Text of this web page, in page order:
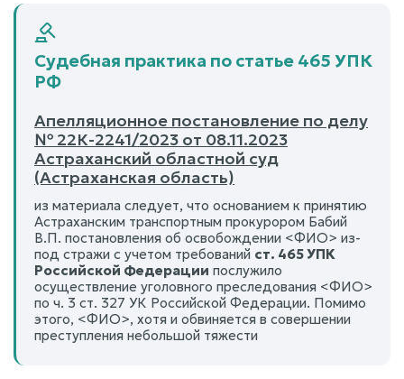
Судебная практика по статье 465 УПК
РФ
Апелляционное постановление по делу
№ 22К-2241/2023 от 08.11.2023
Астраханский областной суд
(Астраханская область)
из материала следует, что основанием к принятию
Астраханским транспортным прокурором Бабий
В.П. постановления об освобождении <ФИО> из-
под стражи с учетом требований ст. 465 УПК
Российской Федерации послужило
осуществление уголовного преследования <ФИО>
по ч. 3 ст. 327 УК Российской Федерации. Помимо
этого, <ФИО>, хотя и обвиняется в совершении
преступления небольшой тяжести